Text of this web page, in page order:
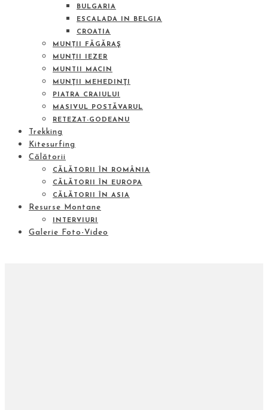
BULGARIA
ESCALADA IN BELGIA
CROATIA
MUNȚII FĂGĂRAŞ
MUNȚII IEZER
MUNTII MACIN
MUNŢII MEHEDINŢI
PIATRA CRAIULUI
MASIVUL POSTĂVARUL
RETEZAT-GODEANU
Trekking
Kitesurfing
Călătorii
CĂLĂTORII ÎN ROMÂNIA
CĂLĂTORII ÎN EUROPA
CĂLĂTORII ÎN ASIA
Resurse Montane
INTERVIURI
Galerie Foto-Video